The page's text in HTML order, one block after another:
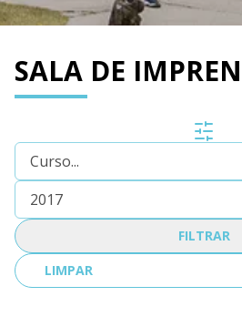
SALA DE
FILTRAR
LIMPAR